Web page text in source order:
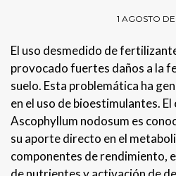
1 AGOSTO
El uso desmedido de
provocado fuertes daños a la
suelo. Esta problemática ha
en el uso de bioestimulantes.
Ascophyllum nodosum es
su aporte directo en el
componentes de rendimiento,